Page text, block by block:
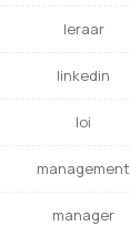
leraar
linkedin
loi
management
manager